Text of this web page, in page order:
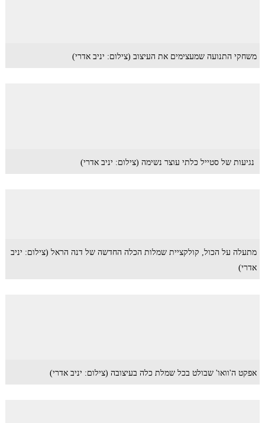
משחקי התנועה שמעצימים את העיצוב (צילום: יניב אדרי)
נגיעות של סטייל כלתי עוצר נשימה (צילום: יניב אדרי)
מתעלה על הכול, קולקציית שמלות הכלה החדשה של דנה הראל (צילום: יניב
אדרי)
אפקט ה'וואו' שבולט בכל שמלת כלה בעיצובה (צילום: יניב אדרי)